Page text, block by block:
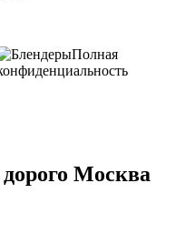
Полная
Москва